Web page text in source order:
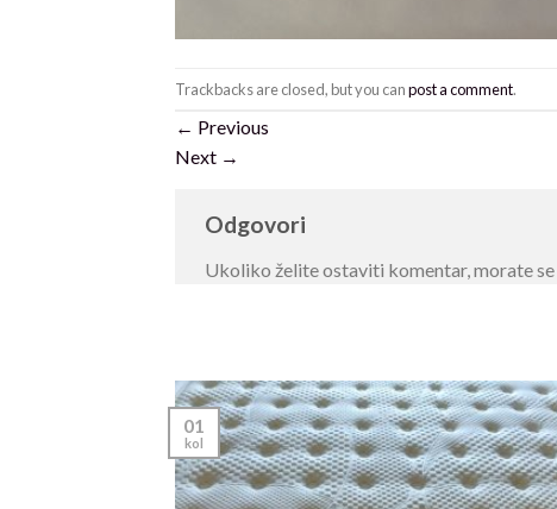
Trackbacks are closed, but you canpost a comment.
← Previous
Next →
Odgovori
Ukoliko želite ostaviti komentar, morate se
01
kol